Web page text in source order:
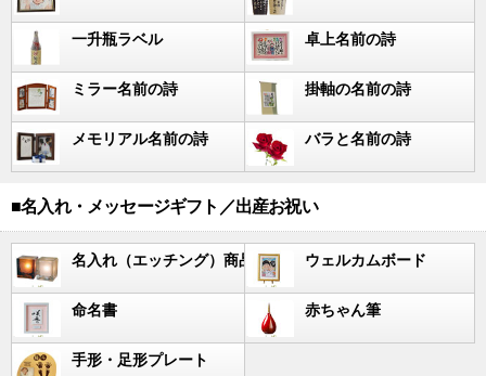
一升瓶ラベル 卓上名前の詩
ミラー名前の詩 掛軸の名前の詩
メモリアル名前の詩 バラと名前の詩
■名入れ・メッセージギフト／出産お祝い
名入れ（エッチング）商品 ウェルカムボード
命名書 赤ちゃん筆
手形・足形プレート